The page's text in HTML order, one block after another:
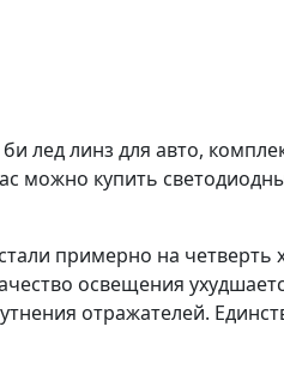
лед линз для авто,
можно купить
примерно на четверть
освещения
отражателей.